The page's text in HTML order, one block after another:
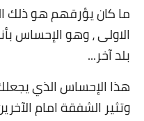
ما كان يؤرقهم هو ذلك
الاولى ، وهو الإحساس
بلد آخر...
هذا الإحساس الذي
وتثير الشفقة امام